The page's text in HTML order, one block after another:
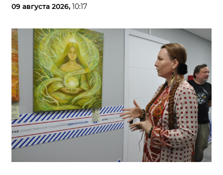
09 августа 2026, 10:17